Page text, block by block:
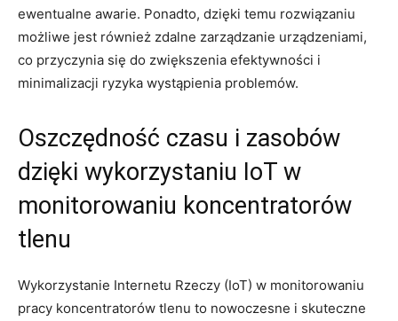
ewentualne ‍awarie. Ponadto, dzięki‌ temu rozwiązaniu​
możliwe‌ jest ⁢również zdalne zarządzanie urządzeniami,
co przyczynia się do zwiększenia efektywności i
minimalizacji ryzyka wystąpienia problemów.
Oszczędność ⁢czasu i zasobów
dzięki wykorzystaniu ⁣IoT w‌
monitorowaniu koncentratorów⁤
tlenu
Wykorzystanie Internetu Rzeczy (IoT) w monitorowaniu
pracy koncentratorów ‍tlenu to⁤ nowoczesne ⁣i skuteczne